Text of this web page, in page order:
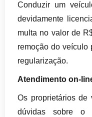
Conduzir um
devidamente
multa no valor de
remoção do veículo
regularização.
Atendimento on-
Os proprietários de
dúvidas sobre o